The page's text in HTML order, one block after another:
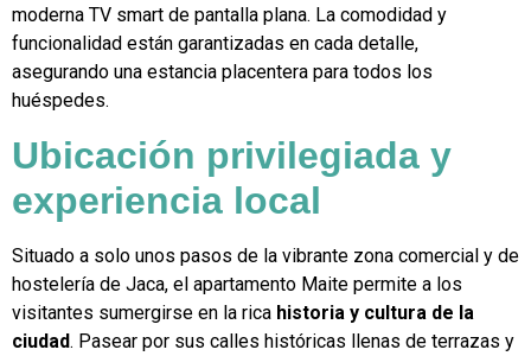
moderna TV smart de pantalla plana. La comodidad y
funcionalidad están garantizadas en cada detalle,
asegurando una estancia placentera para todos los
huéspedes.
Ubicación privilegiada y
experiencia local
Situado a solo unos pasos de la vibrante zona comercial y de
hostelería de Jaca, el apartamento Maite permite a los
visitantes sumergirse en la rica historia y cultura de la
ciudad. Pasear por sus calles históricas llenas de terrazas y